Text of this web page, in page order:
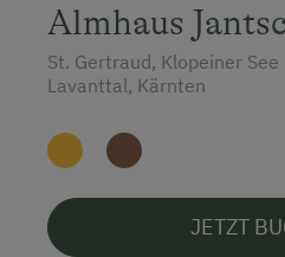
Almhaus
St. Gertraud, Klopeiner
Lavanttal, Kärnten
JETZT